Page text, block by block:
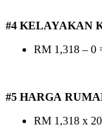
#4 KELAYAKAN
RM 1,318 – 0
#5 HARGA
RM 1,318 x